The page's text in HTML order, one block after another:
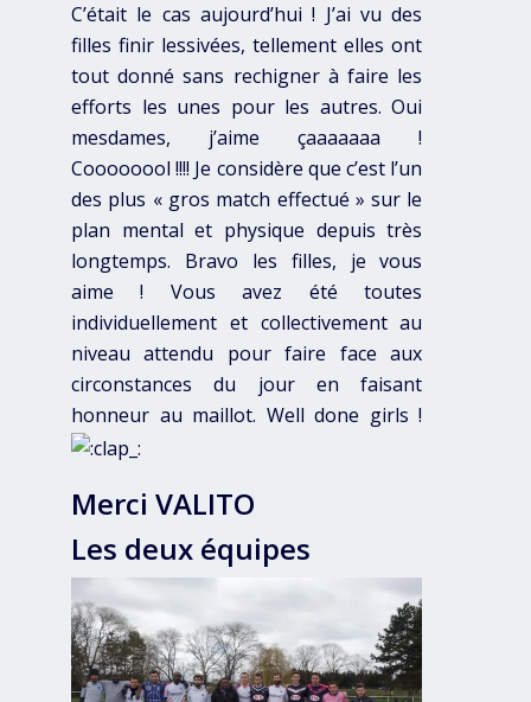
C’était le cas aujourd’hui ! J’ai vu des
filles finir lessivées, tellement elles ont
tout donné sans rechigner à faire les
efforts les unes pour les autres. Oui
mesdames, j’aime çaaaaaaa !
Coooooool !!!! Je considère que c’est l’un
des plus « gros match effectué » sur le
plan mental et physique depuis très
longtemps. Bravo les filles, je vous
aime ! Vous avez été toutes
individuellement et collectivement au
niveau attendu pour faire face aux
circonstances du jour en faisant
honneur au maillot. Well done girls !
Merci VALITO
Les deux équipes